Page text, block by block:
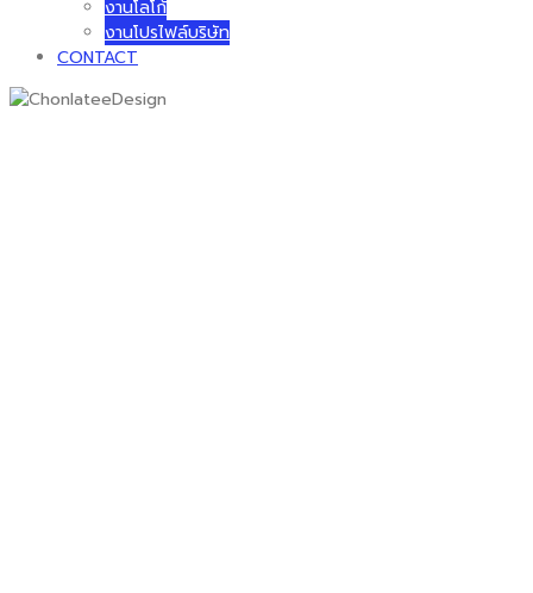
งานโลโก้
งานโปรไฟล์บริษัท
CONTACT